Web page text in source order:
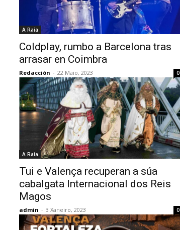
A Raia
Coldplay, rumbo a Barcelona tras
arrasar en Coimbra
Redacción - 22 Maio, 2023 0
A Raia
Tui e Valença recuperan a súa
cabalgata Internacional dos Reis
Magos
admin - 3 Xaneiro, 2023 0